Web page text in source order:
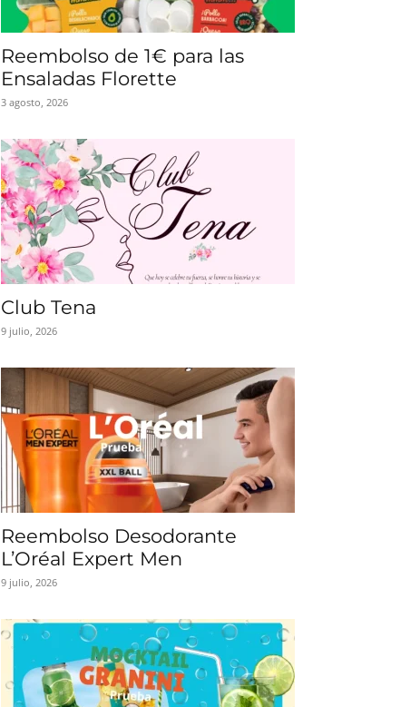
Reembolso de 1€ para las
Ensaladas Florette
3 agosto, 2026
Club Tena
9 julio, 2026
Reembolso Desodorante
L’Oréal Expert Men
9 julio, 2026